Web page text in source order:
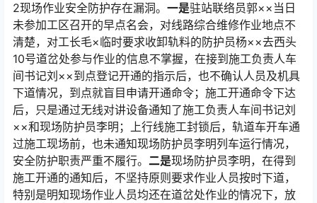
2现场作业安全防护存在漏洞。 一是驻站联络员郭××当日
未参加工区召开的早点名会，对线路综合维修作业地点不
清楚，对工长毛×临时要求收卸轨料的防护员杨××去西头
10号道岔处参与作业的信息不掌握，在接到施工负责人车
间书记刘××到点登记开通的指示后，也不确认人员及机具
下道情况，到点就盲目申请开通命令；施工开通命令下达
后，只是通过无线对讲设备通知了施工负责人车间书记刘
××和现场防护员李明；上行线施工封锁后，轨道车开车通
过施工现场前，也未通知现场防护员李明列车运行情况，
安全防护职责严重不履行。󠅅󠅃󠄵󠅂󠄪󠇖󠆨󠆨󠇕󠆞󠆒󠅬󠇘󠆭󠆘󠇙󠆝󠅵󠇗󠆭󠆁󠄐󠇗󠅹󠅸󠇖󠆍󠅳󠇖󠅹󠅰󠇖󠆌󠅹 二是现场防护员李明，在得到
施工开通的通知后，不坚持原则要求作业人员按时下道，
特别是明知现场作业人员均还在道岔处作业的情况下，放